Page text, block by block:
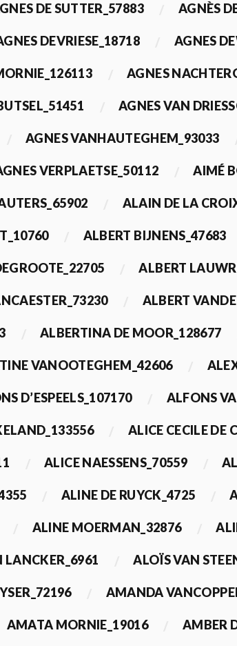
DE SUTTER_57883 AGNÈS
DEVRIESE_18718 AGNES
AGNES
AGNES VAN
AGNES VANHAUTEGHEM_93033
VERPLAETSE_50112 AIMÉ
ALAIN DE LA
ALBERT BIJNENS_47683
ALBERT
ALBERT
ALBERTINA DE MOOR_128677
VANOOTEGHEM_42606
D’ESPEELS_107170 ALFONS
ALICE CECILE DE
ALICE NAESSENS_70559
ALINE DE RUYCK_4725
ALINE MOERMAN_32876
LANCKER_6961 ALOÏS VAN
AMANDA
AMATA MORNIE_19016 AMBER